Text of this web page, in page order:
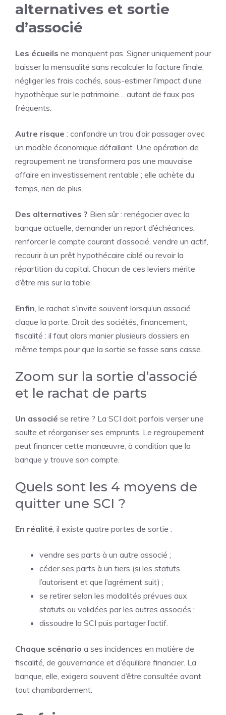
alternatives et sortie
d’associé
Les écueils ne manquent pas. Signer uniquement pour
baisser la mensualité sans recalculer la facture finale,
négliger les frais cachés, sous-estimer l’impact d’une
hypothèque sur le patrimoine… autant de faux pas
fréquents.
Autre risque : confondre un trou d’air passager avec
un modèle économique défaillant. Une opération de
regroupement ne transformera pas une mauvaise
affaire en investissement rentable ; elle achète du
temps, rien de plus.
Des alternatives ? Bien sûr : renégocier avec la
banque actuelle, demander un report d’échéances,
renforcer le compte courant d’associé, vendre un actif,
recourir à un prêt hypothécaire ciblé ou revoir la
répartition du capital. Chacun de ces leviers mérite
d’être mis sur la table.
Enfin, le rachat s’invite souvent lorsqu’un associé
claque la porte. Droit des sociétés, financement,
fiscalité : il faut alors manier plusieurs dossiers en
même temps pour que la sortie se fasse sans casse.
Zoom sur la sortie d’associé
et le rachat de parts
Un associé se retire ? La SCI doit parfois verser une
soulte et réorganiser ses emprunts. Le regroupement
peut financer cette manœuvre, à condition que la
banque y trouve son compte.
Quels sont les 4 moyens de
quitter une SCI ?
En réalité, il existe quatre portes de sortie :
vendre ses parts à un autre associé ;
céder ses parts à un tiers (si les statuts
l’autorisent et que l’agrément suit) ;
se retirer selon les modalités prévues aux
statuts ou validées par les autres associés ;
dissoudre la SCI puis partager l’actif.
Chaque scénario a ses incidences en matière de
fiscalité, de gouvernance et d’équilibre financier. La
banque, elle, exigera souvent d’être consultée avant
tout chambardement.